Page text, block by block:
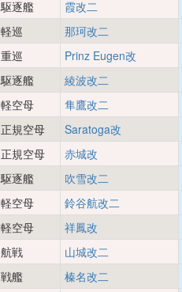
駆逐艦 霞改二
軽巡 那珂改二
重巡 Prinz Eugen改
駆逐艦 綾波改二
軽空母 隼鷹改二
正規空母 Saratoga改
正規空母 赤城改
駆逐艦 吹雪改二
軽空母 鈴谷航改二
軽空母 祥鳳改
航戦 山城改二
戦艦 榛名改二